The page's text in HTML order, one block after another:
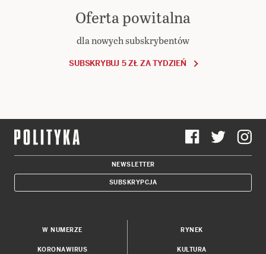
Oferta powitalna
dla nowych subskrybentów
SUBSKRYBUJ 5 ZŁ ZA TYDZIEŃ
NEWSLETTER
SUBSKRYPCJA
W NUMERZE
KORONAWIRUS
RYNEK
KULTURA